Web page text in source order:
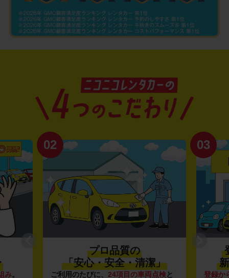
み。
02
プロ品質の
「安心・安全・清潔」
ご利用のたびに、 24項目の車両点検と
03
登録か